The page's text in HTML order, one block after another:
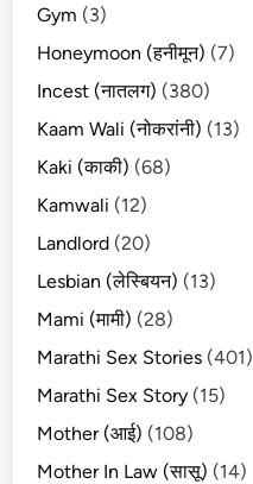
Gym (3)
Honeymoon (हनीमून) (7)
Incest (नातलग) (380)
Kaam Wali (नोकरांनी) (13)
Kaki (काकी) (68)
Kamwali (12)
Landlord (20)
Lesbian (लेस्बियन) (13)
Mami (मामी) (28)
Marathi Sex Stories (401)
Marathi Sex Story (15)
Mother (आई) (108)
Mother In Law (सासू) (14)